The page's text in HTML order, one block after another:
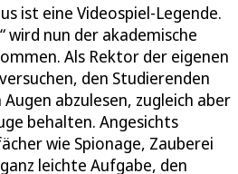
ist eine Videospiel-Legende.
wird nun der akademische
Als Rektor der eigenen
den Studierenden
abzulesen, zugleich aber
behalten. Angesichts
wie Spionage, Zauberei
leichte Aufgabe, den